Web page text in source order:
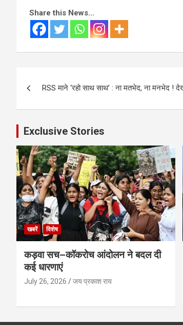
Share this News...
RSS माने ‘रहो साथ साथ’ : ना मतभेद, ना मनभेद !
Exclusive Stories
खबरें विशेष
कड़वा सच–कॉकरोच आंदोलन ने बदल दी
कई धारणाएं
July 26, 2026 जय प्रकाश राय